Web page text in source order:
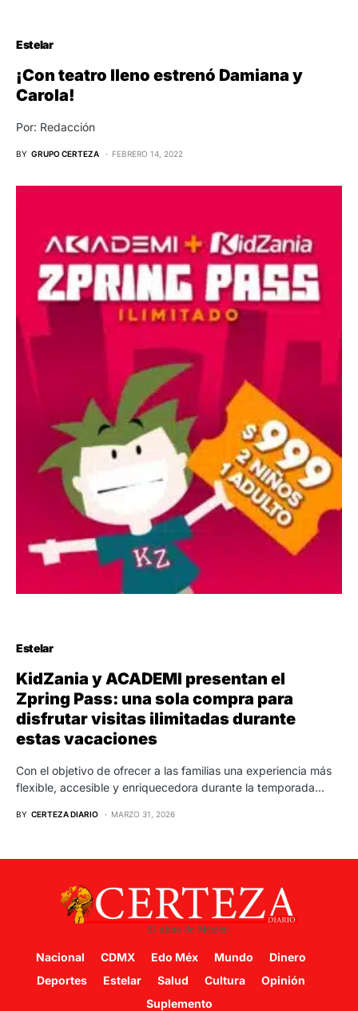
Estelar
¡Con teatro lleno estrenó Damiana y
Carola!
Por: Redacción
BY GRUPO CERTEZA FEBRERO 14, 2022
Estelar
KidZania y ACADEMI presentan el
Zpring Pass: una sola compra para
disfrutar visitas ilimitadas durante
estas vacaciones
Con el objetivo de ofrecer a las familias una experiencia más
flexible, accesible y enriquecedora durante la temporada…
BY CERTEZA DIARIO MARZO 31, 2026
Nacional CDMX Edo Méx Mundo
Dinero
Deportes
Estelar Salud Cultura
Opinión
Suplemento